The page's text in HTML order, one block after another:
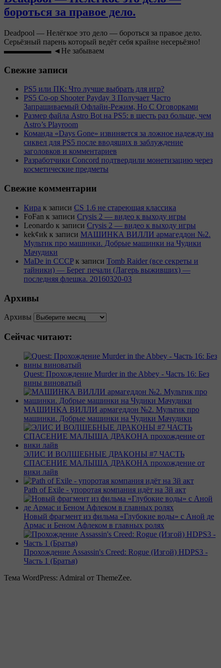
бороться за правое дело.
Deadpool — Нелёгкое это дело — бороться за правое дело.
Серьёзный парень который ведёт себя крайне несерьёзно!
▬▬▬▬▬▬ ◄Не забываем
Свежие записи
PS5 или ПК: Что лучше выбрать для игр?
PS5 Co-op Shooter Payday 3 Получает Часто
Запрашиваемый Офлайн-Режим, Но С Оговорками
Размер файла Astro Bot на PS5: в шесть раз больше, чем
Astro’s Playroom
Команда «Days Gone» извиняется за ложное надежду на
сиквел для PS5 после вводящих в заблуждение
заголовков и комментариев
Разработчики Concord подтвердили монетизацию через
косметические предметы
Свежие комментарии
Кира к записи CS 1.6 не стареющая классика
FoFan к записи Crysis 2 — видео к выходу игры
Leonardo к записи Crysis 2 — видео к выходу игры
kek¢иk к записи МАШИНКА ВИЛЛИ армагеддон №2.
Мультик про машинки. Добрые машинки на Чудики
Мачудики
MaDe in CCCP к записи Tomb Raider (все секреты и
тайники) — Берег печали (Лагерь выживших) —
последняя флешка. 20160320-03
Архивы
Архивы
Сейчас читают:
Quest: Прохождение Murder in the Abbey - Часть 16: Без
вины виноватый
МАШИНКА ВИЛЛИ армагеддон №2. Мультик про
машинки. Добрые машинки на Чудики Мачудики
ЭЛИС И ВОЛШЕБНЫЕ ДРАКОНЫ #7 ЧАСТЬ
СПАСЕНИЕ МАЛЫША ДРАКОНА прохождение от
вики лайв
Path of Exile - упоротая компания идёт на 3й акт
Новый фрагмент из фильма «Глубокие воды» с Аной де
Армас и Беном Афлеком в главных ролях
Прохождение Assassin's Creed: Rogue (Изгой) HDPS3 -
Часть 1 (Братья)
Тема WordPress: Admiral от ThemeZee.